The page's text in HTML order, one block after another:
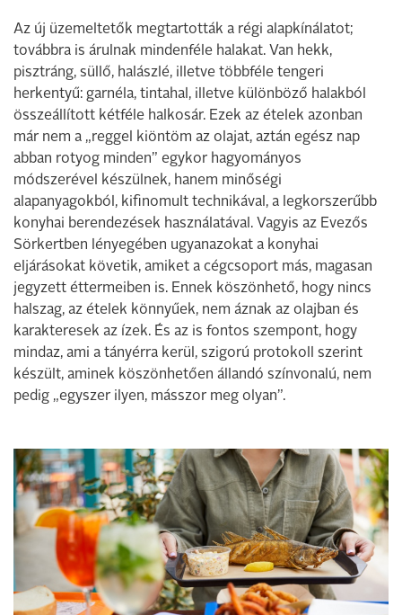
Az új üzemeltetők megtartották a régi alapkínálatot;
továbbra is árulnak mindenféle halakat. Van hekk,
pisztráng, süllő, halászlé, illetve többféle tengeri
herkentyű: garnéla, tintahal, illetve különböző halakból
összeállított kétféle halkosár. Ezek az ételek azonban
már nem a „reggel kiöntöm az olajat, aztán egész nap
abban rotyog minden” egykor hagyományos
módszerével készülnek, hanem minőségi
alapanyagokból, kifinomult technikával, a legkorszerűbb
konyhai berendezések használatával. Vagyis az Evezős
Sörkertben lényegében ugyanazokat a konyhai
eljárásokat követik, amiket a cégcsoport más, magasan
jegyzett éttermeiben is. Ennek köszönhető, hogy nincs
halszag, az ételek könnyűek, nem áznak az olajban és
karakteresek az ízek. És az is fontos szempont, hogy
mindaz, ami a tányérra kerül, szigorú protokoll szerint
készült, aminek köszönhetően állandó színvonalú, nem
pedig „egyszer ilyen, másszor meg olyan”.